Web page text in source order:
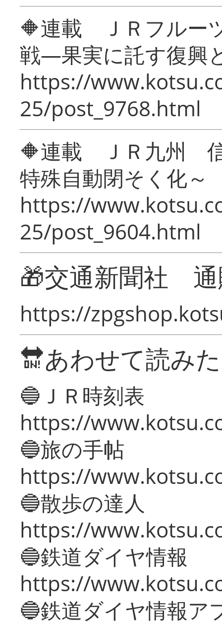
🔶連載 ＪＲフルー
戦―果実に託す復興
https://
25/post_9768.html
🔶連載 ＪＲ九州 信
特殊自動閉そく化～
https://
25/post_9604.html
🎁交通新聞社
https://
🔛あわせて読み
🔵ＪＲ時刻表
https://
🔵旅の手帖
https://
🔵散歩の達人
https://
🔵鉄道ダイヤ情報
https://
🔵鉄道ダイヤ情報ア